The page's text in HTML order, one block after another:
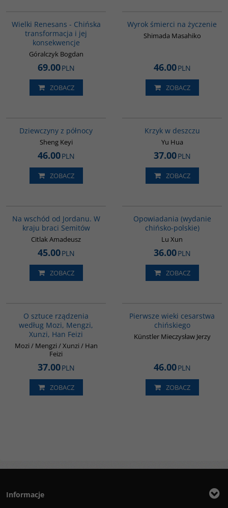
Wielki Renesans - Chińska
transformacja i jej
konsekwencje
Góralczyk Bogdan
69.00PLN
ZOBACZ
Wyrok śmierci na życzenie
Shimada Masahiko
46.00PLN
ZOBACZ
Dziewczyny z północy
Sheng Keyi
46.00PLN
ZOBACZ
Krzyk w deszczu
Yu Hua
37.00PLN
ZOBACZ
Na wschód od Jordanu. W
kraju braci Semitów
Citlak Amadeusz
45.00PLN
ZOBACZ
Opowiadania (wydanie
chińsko-polskie)
Lu Xun
36.00PLN
ZOBACZ
O sztuce rządzenia
według Mozi, Mengzi,
Xunzi, Han Feizi
Mozi / Mengzi / Xunzi / Han
Feizi
37.00PLN
ZOBACZ
Pierwsze wieki cesarstwa
chińskiego
Künstler Mieczysław Jerzy
46.00PLN
ZOBACZ
Informacje